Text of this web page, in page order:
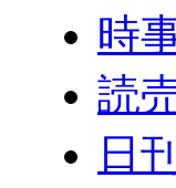
時
読
日